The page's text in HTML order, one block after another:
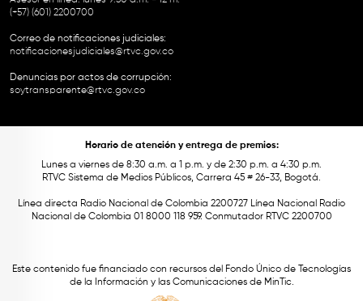
(+57) (601) 2200700
Correo de notificaciones judiciales:
notificacionesjudiciales@rtvc.gov.co
Denuncias por actos de corrupción:
soytransparente@rtvc.gov.co
Horario de atención y entrega de premios:
Lunes a viernes de 8:30 a.m. a 1 p.m. y de 2:30 p.m. a 4:30 p.m.
RTVC Sistema de Medios Públicos, Carrera 45 # 26-33, Bogotá.
Línea directa Radio Nacional de Colombia 2200727 Línea Nacional Radio
Nacional de Colombia 01 8000 118 959. Conmutador RTVC 2200700
Este contenido fue financiado con recursos del Fondo Único de Tecnologías
de la Información y las Comunicaciones de MinTic.